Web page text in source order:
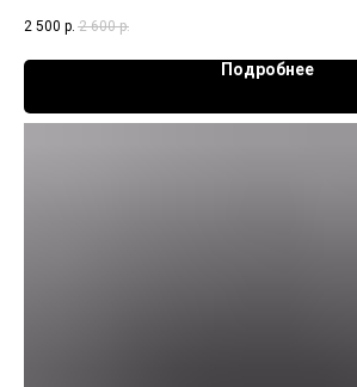
2 500 р. 2 600 р.
Подробнее